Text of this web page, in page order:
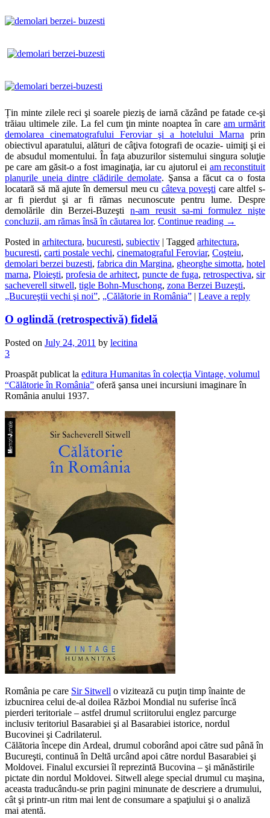
Țin minte zilele reci şi soarele pieziş de iarnă căzând pe fatade ce-şi
trăiau ultimele zile. La fel cum ţin minte noaptea în caream urmărit
demolarea cinematografului Feroviar şi a hotelului Marna prin
obiectivul aparatului, alături de câţiva fotografi de ocazie- uimiţi şi ei
de absudul momentului. În faţa abuzurilor sistemului singura soluţie
pe care am găsit-o a fost imaginaţia, iar cu ajutorul ei am reconstituit
planurile uneia dintre clădirile demolate. Şansa a făcut ca o fosta
locatară să mă ajute în demersul meu cu câteva poveşti care altfel s-
ar fi pierdut şi ar fi rămas necunoscute pentru lume. Despre
demolările din Berzei-Buzeştin-am reusit sa-mi formulez nişte
concluzii, am rămas însă în căutarea lor. Continue reading →
Posted in arhitectura, bucuresti, subiectiv | Tagged arhitectura,
bucuresti, carti postale vechi, cinematograful Feroviar, Coşteiu,
demolari berzei buzesti, fabrica din Margina, gheorghe simotta, hotel
marna, Ploieşti, profesia de arhitect, puncte de fuga, retrospectiva, sir
sacheverell sitwell, tigle Bohn-Muschong, zona Berzei Buzeşti,
„Bucureştii vechi şi noi”, „Călătorie in România” | Leave a reply
O oglindă (retrospectivă) fidelă
Posted on July 24, 2011 by lecitina
3
Proaspăt publicat la editura Humanitas în colecţia Vintage, volumul
“Călătorie în România” oferă şansa unei incursiuni imaginare în
România anului 1937.
România pe care Sir Sitwell o vizitează cu puţin timp înainte de
izbucnirea celui de-al doilea Război Mondial nu suferise încă
pierderi teritoriale – astfel drumul scriitorului englez parcurge
inclusiv teritoriul Basarabiei şi al Basarabiei istorice, nordul
Bucovinei şi Cadrilaterul.
Călătoria începe din Ardeal, drumul coborând apoi către sud până în
Bucureşti, continuă în Deltă urcând apoi către nordul Basarabiei şi
Moldovei. Finalul excursiei îl reprezintă Bucovina – şi mănăstirile
pictate din nordul Moldovei. Sitwell alege special drumul cu maşina,
aceasta traducându-se prin pagini minunate de descriere a drumului,
cât şi printr-un ritm mai lent de consumare a spaţiului şi o analiză
mai atentă.